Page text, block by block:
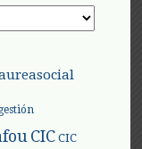
CIC CIC